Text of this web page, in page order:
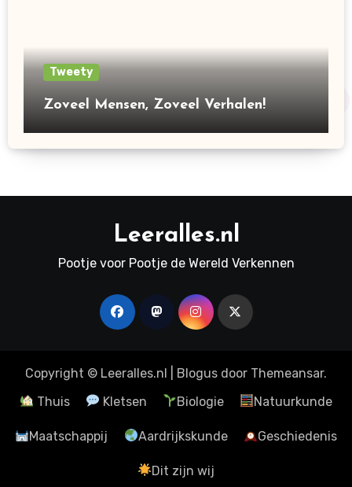
Tweety
Zoveel Mensen, Zoveel Verhalen!
Leeralles.nl
Pootje voor Pootje de Wereld Verkennen
Copyright © Leeralles.nl Blogus door Themeansar.
Thuis
Kletsen Biologie Natuurkunde
Maatschappij Aardrijkskunde Geschiedenis
Dit zijn wij